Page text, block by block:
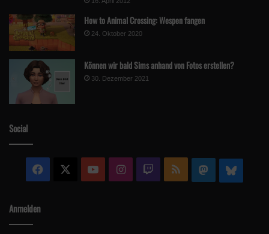
How to Animal Crossing: Wespen fangen
24. Oktober 2020
Können wir bald Sims anhand von Fotos erstellen?
30. Dezember 2021
Social
Facebook YouTubeInstagram
Twitch RSS Mastodon
Anmelden